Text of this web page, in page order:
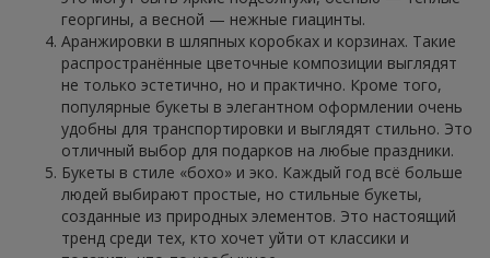
георгины, а весной — нежные гиацинты.
Аранжировки в шляпных коробках и корзинах. Такие
распространённые цветочные композиции выглядят
не только эстетично, но и практично. Кроме того,
популярные букеты в элегантном оформлении очень
удобны для транспортировки и выглядят стильно. Это
отличный выбор для подарков на любые праздники.
Букеты в стиле «бохо» и эко. Каждый год всё больше
людей выбирают простые, но стильные букеты,
созданные из природных элементов. Это настоящий
тренд среди тех, кто хочет уйти от классики и